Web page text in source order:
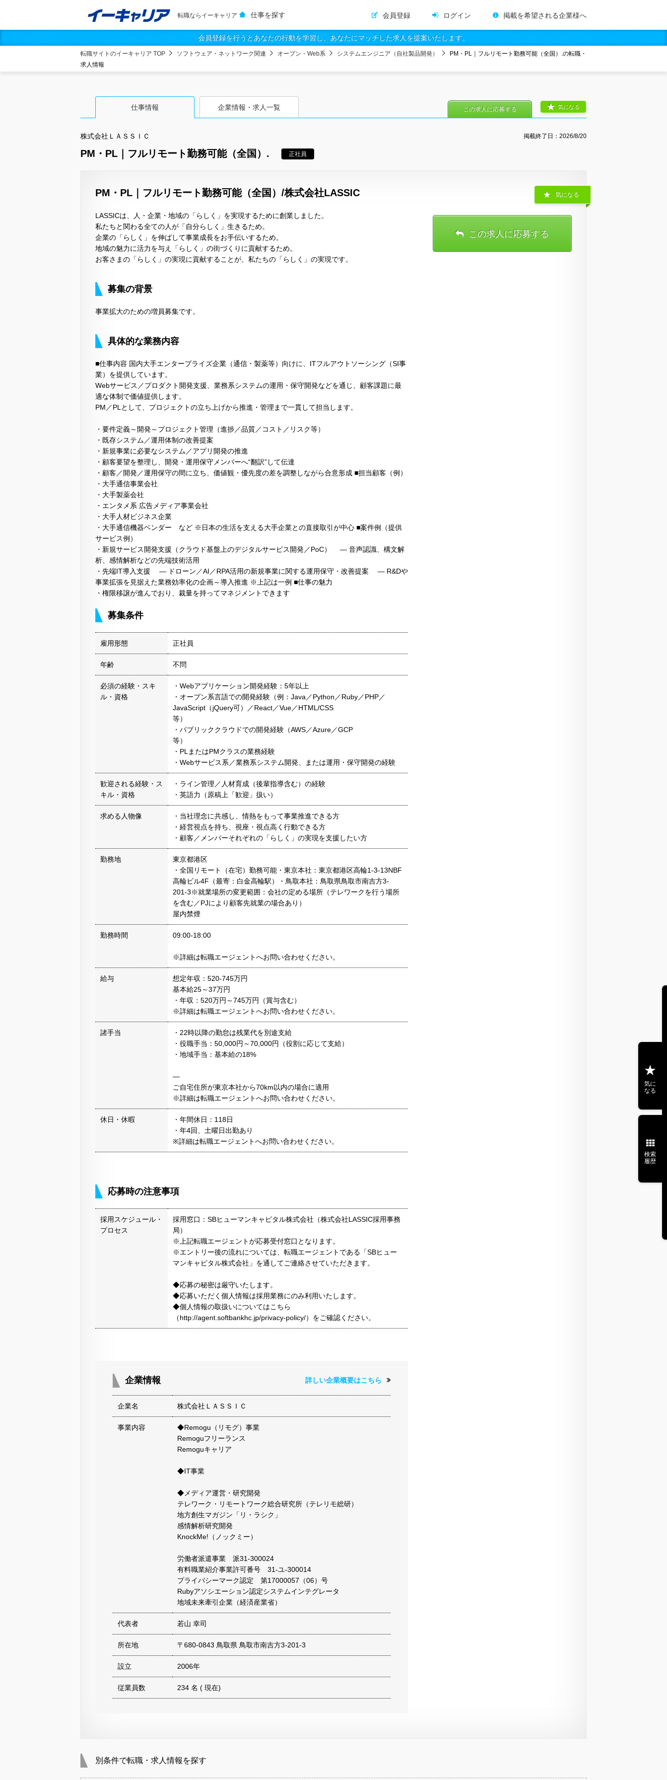
転職ならイーキャリア 仕事を探す 会員登録 ログイン 掲載を希望される企業様へ
会員登録を行うとあなたの行動を学習し、あなたにマッチした求人を提案いたします。
転職サイトのイーキャリア TOP ソフトウェア・ネットワーク関連 オープン・Web系 システムエンジニア（自社製品開発）
PM・PL｜フルリモート勤務可能（全国）.の転職・
求人情報
仕事情報 企業情報・求人一覧
株式会社ＬＡＳＳＩＣ 掲載終了日： 2026/8/20
PM・PL｜フルリモート勤務可能（全国）. 正社員
気になる
この求人に応募する
PM・PL｜フルリモート勤務可能（全国）/株式会社LASSIC
LASSICは、人・企業・地域の「らしく」を実現するために創業しました。
私たちと関わる全ての人が「自分らしく」生きるため。
企業の「らしく」を伸ばして事業成長をお手伝いするため。
地域の魅力に活力を与え「らしく」の街づくりに貢献するため。
お客さまの「らしく」の実現に貢献することが、私たちの「らしく」の実現です。
募集の背景
事業拡大のための増員募集です。
具体的な業務内容
■仕事内容 国内大手エンタープライズ企業（通信・製薬等）向けに、ITフルアウトソーシング（SI事
業）を提供しています。
Webサービス／プロダクト開発支援、業務系システムの運用・保守開発などを通じ、顧客課題に最
適な体制で価値提供します。
PM／PLとして、プロジェクトの立ち上げから推進・管理まで一貫して担当します。
・要件定義～開発～プロジェクト管理（進捗／品質／コスト／リスク等）
・既存システム／運用体制の改善提案
・新規事業に必要なシステム／アプリ開発の推進
・顧客要望を整理し、開発・運用保守メンバーへ“翻訳”して伝達
・顧客／開発／運用保守の間に立ち、価値観・優先度の差を調整しながら合意形成 ■担当顧客（例）
・大手通信事業会社
・大手製薬会社
・エンタメ系 広告メディア事業会社
・大手人材ビジネス企業
・大手通信機器ベンダー など ※日本の生活を支える大手企業との直接取引が中心 ■案件例（提供
サービス例）
・新規サービス開発支援（クラウド基盤上のデジタルサービス開発／PoC） ― 音声認識、構文解
析、感情解析などの先端技術活用
・先端IT導入支援 ― ドローン／AI／RPA活用の新規事業に関する運用保守・改善提案 ― R&Dや
事業拡張を見据えた業務効率化の企画～導入推進 ※上記は一例 ■仕事の魅力
・権限移譲が進んでおり、裁量を持ってマネジメントできます
募集条件
雇用形態 正社員
年齢 不問
必須の経験・スキ
ル・資格
・Webアプリケーション開発経験：5年以上
・オープン系言語での開発経験（例：Java／Python／Ruby／PHP／
JavaScript（jQuery可）／React／Vue／HTML/CSS
等）
・パブリッククラウドでの開発経験（AWS／Azure／GCP
等）
・PLまたはPMクラスの業務経験
・Webサービス系／業務系システム開発、または運用・保守開発の経験
歓迎される経験・ス
キル・資格
・ライン管理／人材育成（後輩指導含む）の経験
・英語力（原稿上「歓迎」扱い）
求める人物像
・当社理念に共感し、情熱をもって事業推進できる方
・経営視点を持ち、視座・視点高く行動できる方
・顧客／メンバーそれぞれの「らしく」の実現を支援したい方
勤務地
東京都港区
・全国リモート（在宅）勤務可能・東京本社：東京都港区高輪1-3-13NBF
高輪ビル4F（最寄：白金高輪駅）・鳥取本社：鳥取県鳥取市南吉方3-
201-3※就業場所の変更範囲：会社の定める場所（テレワークを行う場所
を含む／PJにより顧客先就業の場合あり）
屋内禁煙
勤務時間 09:00-18:00
※詳細は転職エージェントへお問い合わせください。
給与
想定年収：520-745万円
基本給25～37万円
・年収：520万円～745万円（賞与含む）
※詳細は転職エージェントへお問い合わせください。
諸手当
・22時以降の勤怠は残業代を別途支給
・役職手当：50,000円～70,000円（役割に応じて支給）
・地域手当：基本給の18%
―
ご自宅住所が東京本社から70km以内の場合に適用
※詳細は転職エージェントへお問い合わせください。
休日・休暇
・年間休日：118日
・年4回、土曜日出勤あり
※詳細は転職エージェントへお問い合わせください。
応募時の注意事項
採用スケジュール・
プロセス
採用窓口：SBヒューマンキャピタル株式会社（株式会社LASSIC採用事務
局）
※上記転職エージェントが応募受付窓口となります。
※エントリー後の流れについては、転職エージェントである「SBヒュー
マンキャピタル株式会社」を通してご連絡させていただきます。
◆応募の秘密は厳守いたします。
◆応募いただく個人情報は採用業務にのみ利用いたします。
◆個人情報の取扱いについてはこちら
（http://agent.softbankhc.jp/privacy-policy/）をご確認ください。
企業情報 詳しい企業概要はこちら
企業名 株式会社ＬＡＳＳＩＣ
事業内容
◆Remogu（リモグ）事業
Remoguフリーランス
Remoguキャリア
◆IT事業
◆メディア運営・研究開発
テレワーク・リモートワーク総合研究所（テレリモ総研）
地方創生マガジン「リ・ラシク」
感情解析研究開発
KnockMe!（ノックミー）
労働者派遣事業 派31-300024
有料職業紹介事業許可番号 31-ユ-300014
プライバシーマーク認定 第17000057（06）号
Rubyアソシエーション認定システムインテグレータ
地域未来牽引企業（経済産業省）
代表者 若山 幸司
所在地 〒680-0843 鳥取県 鳥取市南吉方3-201-3
設立 2006年
従業員数 234 名 ( 現在)
気になる
この求人に応募する
別条件で転職・求人情報を探す
気に
なる
検索
履歴